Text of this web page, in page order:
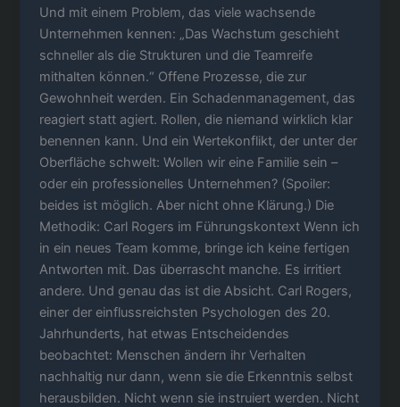
Und mit einem Problem, das viele wachsende
Unternehmen kennen: „Das Wachstum geschieht
schneller als die Strukturen und die Teamreife
mithalten können.“ Offene Prozesse, die zur
Gewohnheit werden. Ein Schadenmanagement, das
reagiert statt agiert. Rollen, die niemand wirklich klar
benennen kann. Und ein Wertekonflikt, der unter der
Oberfläche schwelt: Wollen wir eine Familie sein –
oder ein professionelles Unternehmen? (Spoiler:
beides ist möglich. Aber nicht ohne Klärung.) Die
Methodik: Carl Rogers im Führungskontext Wenn ich
in ein neues Team komme, bringe ich keine fertigen
Antworten mit. Das überrascht manche. Es irritiert
andere. Und genau das ist die Absicht. Carl Rogers,
einer der einflussreichsten Psychologen des 20.
Jahrhunderts, hat etwas Entscheidendes
beobachtet: Menschen ändern ihr Verhalten
nachhaltig nur dann, wenn sie die Erkenntnis selbst
herausbilden. Nicht wenn sie instruiert werden. Nicht